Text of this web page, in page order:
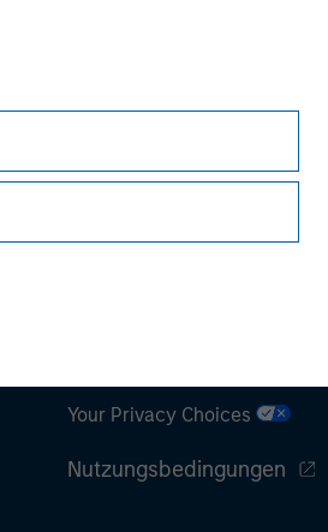
Your Privacy Choices
Nutzungsbedingungen